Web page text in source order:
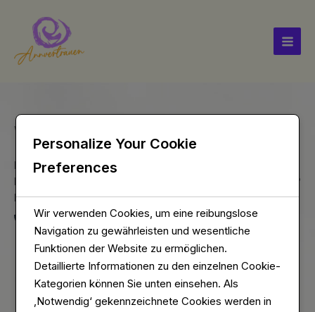
content
Wir sind für Sie da...
KONTAKT
Haben Sie Fragen oder benötigen Sie weitere Informationen?
Kontaktieren Sie Anne Simon unter …
0171 5243 029
annesimonnetzwerk@gmail.com
Jakob Steffan Straße 93 im EG Rechts (Klingel
bei Annvertrauensbund) 55122 Mainz-
Hartenberg
Personalize Your Cookie
Preferences
Wir verwenden Cookies, um eine reibungslose
Navigation zu gewährleisten und wesentliche
Funktionen der Website zu ermöglichen.
Detaillierte Informationen zu den einzelnen Cookie-
Kategorien können Sie unten einsehen. Als
‚Notwendig‘ gekennzeichnete Cookies werden in